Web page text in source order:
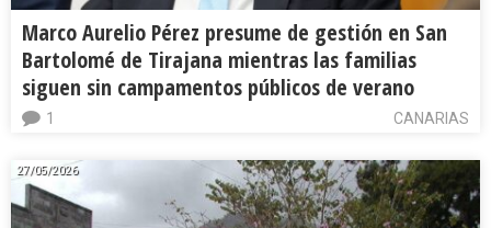
Marco Aurelio Pérez presume de gestión en San
Bartolomé de Tirajana mientras las familias
siguen sin campamentos públicos de verano
CANARIAS
1
27/05/2026